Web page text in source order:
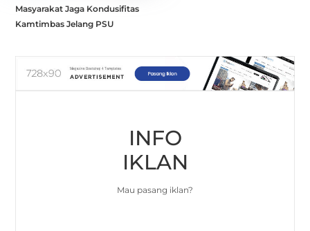
Masyarakat Jaga Kondusifitas
Kamtimbas Jelang PSU
INFO
IKLAN
Mau pasang iklan?